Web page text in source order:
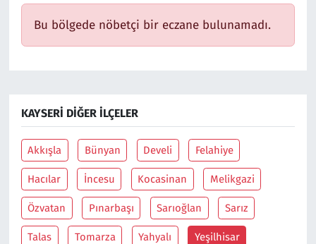
Bu bölgede nöbetçi bir eczane bulunamadı.
KAYSERI DIĞER İLÇELER
Akkışla Bünyan Develi Felahiye
Hacılar İncesu Kocasinan Melikgazi
Özvatan Pınarbaşı Sarıoğlan Sarız
Talas Tomarza Yahyalı Yeşilhisar